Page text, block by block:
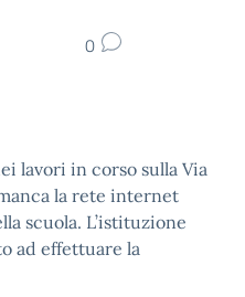
0
lavori in corso sulla Via
la rete internet
scuola. L’istituzione
ad effettuare la